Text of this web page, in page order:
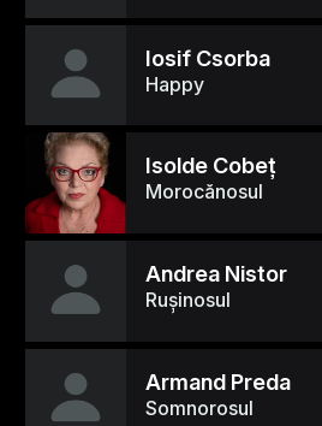
Iosif Csorba
Happy
Isolde Cobeţ
Morocănosul
Andrea Nistor
Ruşinosul
Armand Preda
Somnorosul